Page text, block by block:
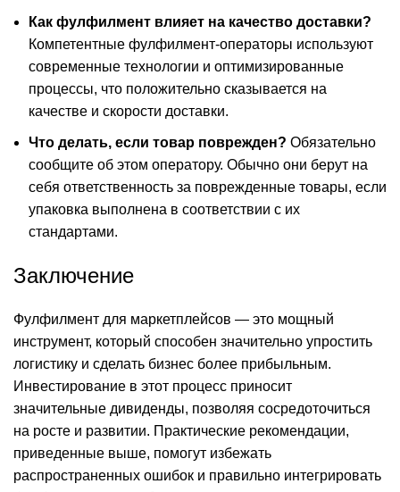
Как фулфилмент влияет на качество доставки?
Компетентные фулфилмент-операторы используют
современные технологии и оптимизированные
процессы, что положительно сказывается на
качестве и скорости доставки.
Что делать, если товар поврежден? Обязательно
сообщите об этом оператору. Обычно они берут на
себя ответственность за поврежденные товары, если
упаковка выполнена в соответствии с их
стандартами.
Заключение
Фулфилмент для маркетплейсов — это мощный
инструмент, который способен значительно упростить
логистику и сделать бизнес более прибыльным.
Инвестирование в этот процесс приносит
значительные дивиденды, позволяя сосредоточиться
на росте и развитии. Практические рекомендации,
приведенные выше, помогут избежать
распространенных ошибок и правильно интегрировать